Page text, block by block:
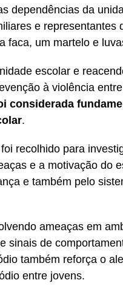
dependências da
e representantes
faca, um martelo e
escolar e
à violência
considerada
.
recolhido para
e a motivação do
e também pelo
ameaças em
sinais de
também reforça o
entre jovens.